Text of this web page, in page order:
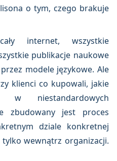
o tym, czego brakuje
internet, wszystkie
publikacje naukowe
modele językowe. Ale
klienci co kupowali, jakie
w niestandardowych
zbudowany jest proces
dziale konkretnej
wewnątrz organizacji.